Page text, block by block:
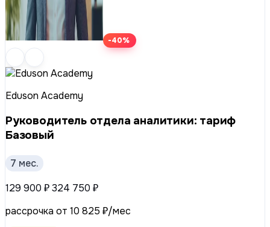
-40%
Eduson Academy
Руководитель отдела аналитики: тариф
Базовый
7 мес.
129 900 ₽324 750 ₽
рассрочка от 10 825 ₽/мес